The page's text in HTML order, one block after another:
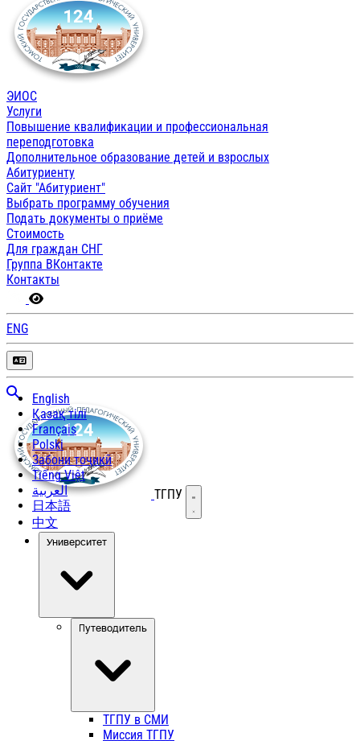
ЭИОС
Услуги
Повышение квалификации и профессиональная
переподготовка
Дополнительное образование детей и взрослых
Абитуриенту
Сайт "Абитуриент"
Выбрать программу обучения
Подать документы о приёме
Стоимость
Для граждан СНГ
Группа ВКонтакте
Контакты
ENG
English
Қазақ тілі
Français
Polski
Забони тоҷикӣ
Tiếng Việt
العربية
日本語
中文
ТГПУ Открыть меню
Университет
Путеводитель
ТГПУ в СМИ
Миссия ТГПУ